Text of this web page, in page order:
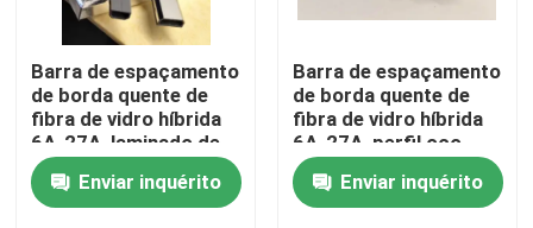
Barra de espaçamento
de borda quente de
fibra de vidro híbrida
6A-27A, laminado de
metal oco para IGU de
vidro duploEnviar inquérito
Barra de espaçamento
de borda quente de
fibra de vidro híbrida
6A-27A, perfil oco
laminado metálico
para unidades de vidro
isolantes IGU
Enviar inquérito